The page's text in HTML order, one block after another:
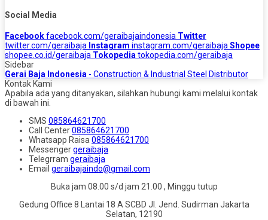
Social Media
Facebookfacebook.com/geraibajaindonesia Twitter
twitter.com/geraibaja Instagram instagram.com/geraibaja Shopee
shopee.co.id/geraibaja Tokopedia tokopedia.com/geraibaja
Sidebar
Gerai Baja Indonesia - Construction & Industrial Steel Distributor
Kontak Kami
Apabila ada yang ditanyakan, silahkan hubungi kami melalui kontak
di bawah ini.
SMS 085864621700
Call Center085864621700
Whatsapp Raisa 085864621700
Messengergeraibaja
Telegrram geraibaja
Email geraibajaindo@gmail.com
Buka jam 08.00 s/d jam 21.00 , Minggu tutup
Gedung Office 8 Lantai 18 A SCBD Jl. Jend. Sudirman Jakarta
Selatan, 12190